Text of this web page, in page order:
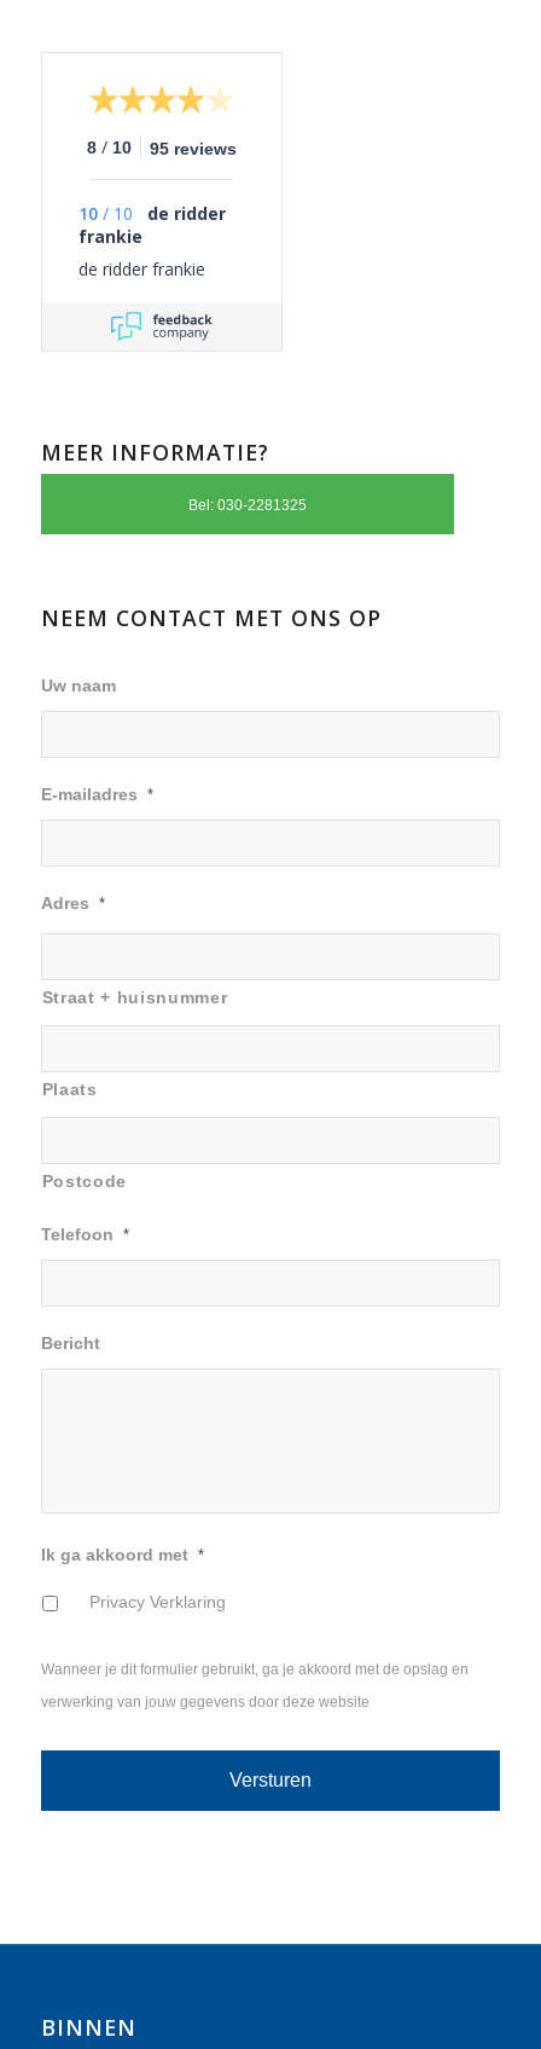
8 / 10 95 reviews
10 / 10
de ridder
frankie
de ridder frankie
MEER INFORMATIE?
Bel: 030-2281325
NEEM CONTACT MET ONS OP
Uw naam
E-mailadres *
Adres *
Straat + huisnummer
Plaats
Postcode
Telefoon *
Bericht
Ik ga akkoord met *
Privacy Verklaring
Wanneer je dit formulier gebruikt, ga je akkoord met de opslag en
verwerking van jouw gegevens door deze website
BINNEN